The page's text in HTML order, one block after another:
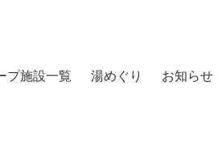
プ施設一覧 湯めぐり お知らせ